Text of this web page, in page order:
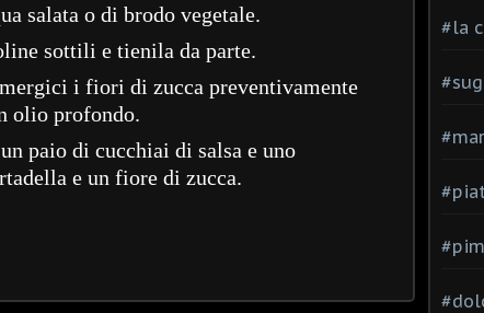
salata o di brodo vegetale.
sottili e tienila da parte.
i fiori di zucca preventivamente
olio profondo.
paio di cucchiai di salsa e uno
e un fiore di zucca.
#la